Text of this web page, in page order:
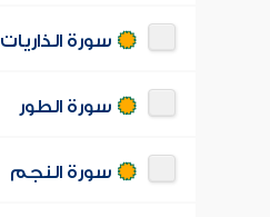
سورة الذاريات
سورة الطور
سورة النجم